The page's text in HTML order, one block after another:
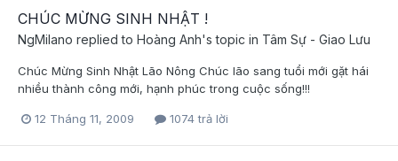
CHÚC MỪNG SINH NHẬT !
NgMilano replied to Hoàng Anh's topic in Tâm Sự - Giao Lưu
Chúc Mừng Sinh Nhật Lão Nông Chúc lão sang tuổi mới gặt hái
nhiều thành công mới, hạnh phúc trong cuộc sống!!!
12 Tháng 11, 2009 1074 trả lời